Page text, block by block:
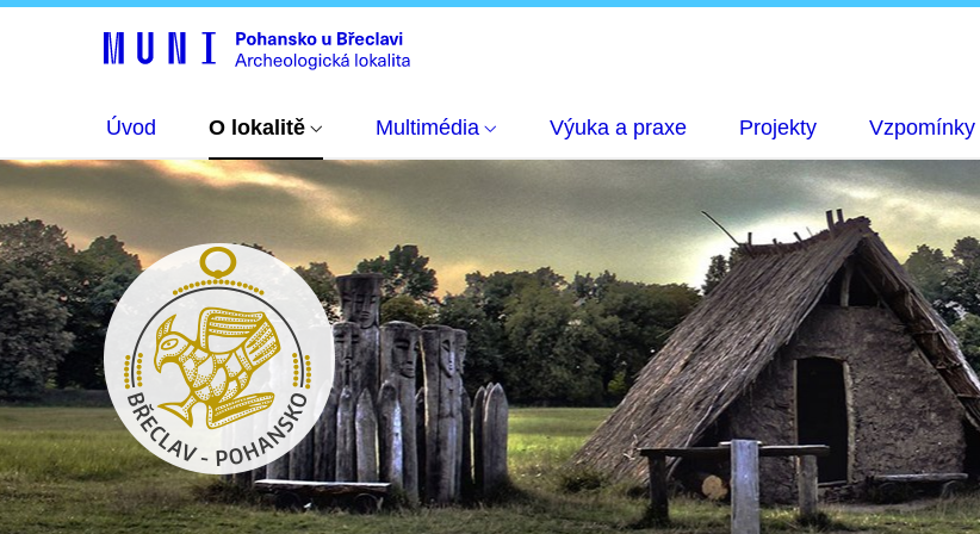
Úvod O lokalitě Multimédia Výuka a praxe Projekty Vzpomínky